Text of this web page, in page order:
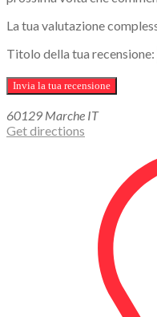
La tua valutazione
Titolo della tua recensione:
60129 Marche IT
Get directions